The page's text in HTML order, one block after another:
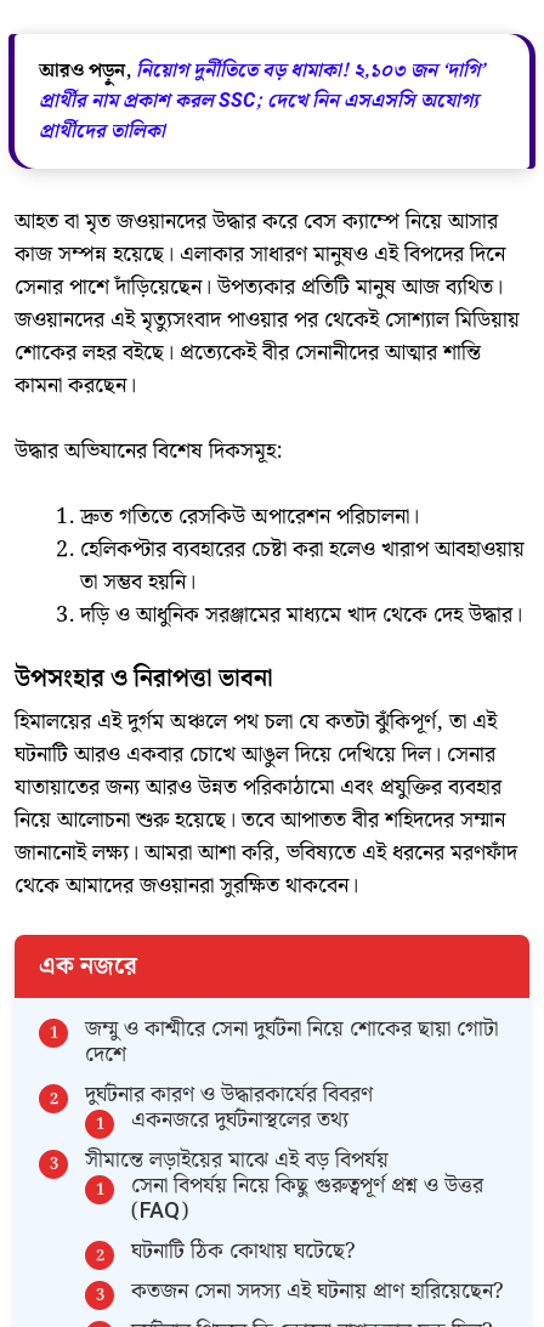
আরও পড়ুন, নিয়োগ দুর্নীতিতে বড় ধামাকা! ২,১০৩ জন ‘দাগি’
প্রার্থীর নাম প্রকাশ করল SSC; দেখে নিন এসএসসি অযোগ্য
প্রার্থীদের তালিকা
আহত বা মৃত জওয়ানদের উদ্ধার করে বেস ক্যাম্পে নিয়ে আসার
কাজ সম্পন্ন হয়েছে। এলাকার সাধারণ মানুষও এই বিপদের দিনে
সেনার পাশে দাঁড়িয়েছেন। উপত্যকার প্রতিটি মানুষ আজ ব্যথিত।
জওয়ানদের এই মৃত্যুসংবাদ পাওয়ার পর থেকেই সোশ্যাল মিডিয়ায়
শোকের লহর বইছে। প্রত্যেকেই বীর সেনানীদের আত্মার শান্তি
কামনা করছেন।
উদ্ধার অভিযানের বিশেষ দিকসমূহ:
দ্রুত গতিতে রেসকিউ অপারেশন পরিচালনা।
হেলিকপ্টার ব্যবহারের চেষ্টা করা হলেও খারাপ আবহাওয়ায়
তা সম্ভব হয়নি।
দড়ি ও আধুনিক সরঞ্জামের মাধ্যমে খাদ থেকে দেহ উদ্ধার।
উপসংহার ও নিরাপত্তা ভাবনা
হিমালয়ের এই দুর্গম অঞ্চলে পথ চলা যে কতটা ঝুঁকিপূর্ণ, তা এই
ঘটনাটি আরও একবার চোখে আঙুল দিয়ে দেখিয়ে দিল। সেনার
যাতায়াতের জন্য আরও উন্নত পরিকাঠামো এবং প্রযুক্তির ব্যবহার
নিয়ে আলোচনা শুরু হয়েছে। তবে আপাতত বীর শহিদদের সম্মান
জানানোই লক্ষ্য। আমরা আশা করি, ভবিষ্যতে এই ধরনের মরণফাঁদ
থেকে আমাদের জওয়ানরা সুরক্ষিত থাকবেন।
এক নজরে
জম্মু ও কাশ্মীরে সেনা দুর্ঘটনা নিয়ে শোকের ছায়া গোটা
দেশে
দুর্ঘটনার কারণ ও উদ্ধারকার্যের বিবরণ
একনজরে দুর্ঘটনাস্থলের তথ্য
সীমান্তে লড়াইয়ের মাঝে এই বড় বিপর্যয়
সেনা বিপর্যয় নিয়ে কিছু গুরুত্বপূর্ণ প্রশ্ন ও উত্তর
(FAQ)
ঘটনাটি ঠিক কোথায় ঘটেছে?
কতজন সেনা সদস্য এই ঘটনায় প্রাণ হারিয়েছেন?